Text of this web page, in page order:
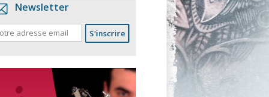
Newsletter